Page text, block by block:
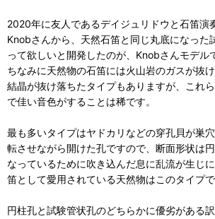
2020年に友人であるデイジュリドウと石笛演
Knobさんから、天然石笛と同じ丸底になった
って欲しいと開発したのが、Knobさんモデル
ちなみに天然物の石笛には火山岩のガスが抜
結晶が抜け落ちたタイプもありますが、これ
で佳い音色がすることは稀です。
最も多いタイプはヤドカリなどの穿孔貝が巣
転させながら開けた孔ですので、断面形状は
なっているために吹き込んだ息に乱流が生じ
笛として愛用されている天然物はこのタイプで
円柱孔と試験管状孔のどちらかに優劣がある